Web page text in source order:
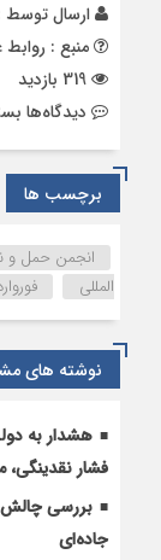
ارسال توسط
منبع :
دیدگاه‌ها
در
شد
برچسب ها
انجمن حمل و
المللی
نوشته های
هشدار به
فشار نقدینگی،
بررسی
جاده‌ای